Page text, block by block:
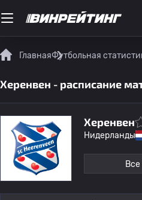
ГлавнаяФутбольная
Херенвен - расписание
Херенвен
Нидерланды